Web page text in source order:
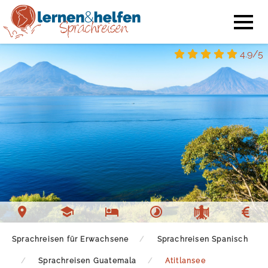
4.9/5
Sprachreisen für Erwachsene Sprachreisen Spanisch
Sprachreisen Guatemala Atitlansee
Sprachschule Atitlansee
Unterkunft Atitlansee
Freizeit Atitlansee